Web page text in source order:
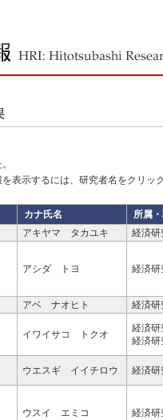
表示するには、研究者名をクリッ
カナ氏名
所属
アキヤマ タカユキ 経済研
アシダ トヨ 経済研
アベ ナオヒト 経済研
イワイサコ トクオ
経済研
経済研
ウエスギ イイチロウ 経済研
ウスイ エミコ 経済研